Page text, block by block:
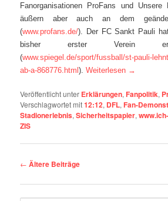
Fanorganisationen ProFans und Unsere
äußern aber auch an dem
(www.profans.de/). Der FC Sankt Pauli
bisher erster Verein
(www.spiegel.de/sport/fussball/st-pauli-
ab-a-868776.html).Weiterlesen →
Veröffentlicht unter Erklärungen, Fanpolitik,
Verschlagwortet mit12:12, DFL, Fan-
Stadionerlebnis,Sicherheitspapier,
ZIS
Beitragsnavigation
← Ältere Beiträge